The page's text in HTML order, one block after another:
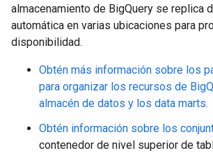
almacenamiento de BigQuery se replica
automática en varias ubicaciones para
disponibilidad.
Obtén más información sobre los
para organizar los recursos de
almacén de datos y los data marts.
Obtén información sobre los
contenedor de nivel superior de